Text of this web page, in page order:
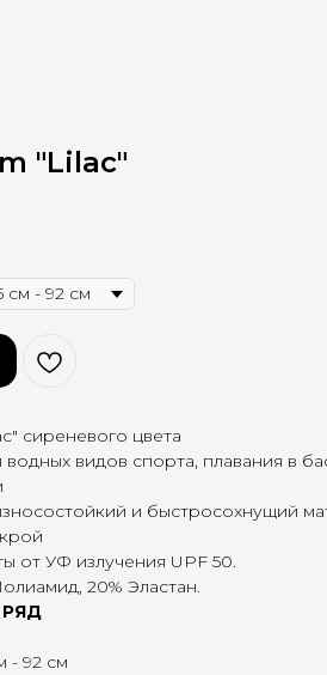
"Lilac"
сиреневого цвета
видов спорта, плавания в
и быстросохнущий
от УФ излучения UPF 50.
20% Эластан.
- 92 см